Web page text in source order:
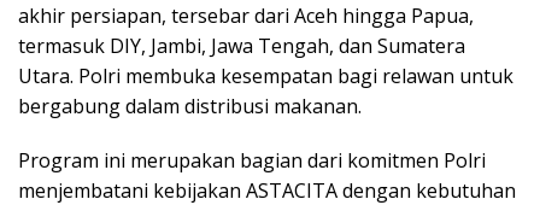
akhir persiapan, tersebar dari Aceh hingga Papua,
termasuk DIY, Jambi, Jawa Tengah, dan Sumatera
Utara. Polri membuka kesempatan bagi relawan untuk
bergabung dalam distribusi makanan.
Program ini merupakan bagian dari komitmen Polri
menjembatani kebijakan ASTACITA dengan kebutuhan